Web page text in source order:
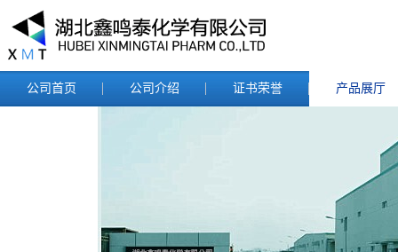
公司首页 公司介绍 证书荣誉 产品展厅